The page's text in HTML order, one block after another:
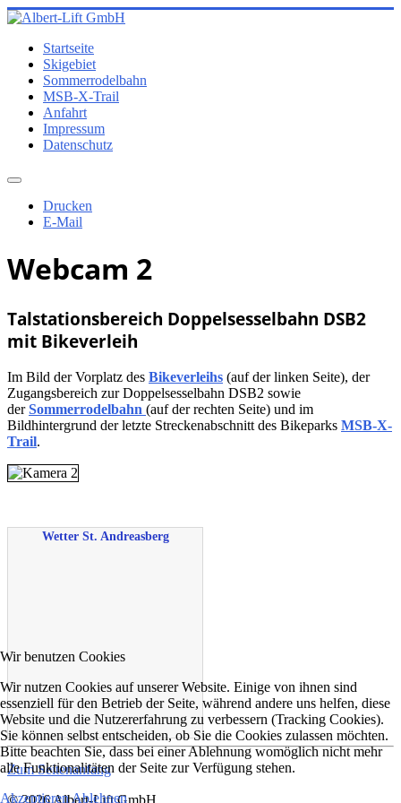
Startseite
Skigebiet
Sommerrodelbahn
MSB-X-Trail
Anfahrt
Impressum
Datenschutz
Drucken
E-Mail
Webcam 2
Talstationsbereich Doppelsesselbahn DSB2
mit Bikeverleih
Im Bild der Vorplatz des Bikeverleihs (auf der linken Seite), der
Zugangsbereich zur Doppelsesselbahn DSB2 sowie
derSommerrodelbahn (auf der rechten Seite) und im
Bildhintergrund der letzte Streckenabschnitt des Bikeparks MSB-X-
Trail.
Wetter St. Andreasberg
Zum Seitenanfang
© 2026 Albert-Lift GmbH
Wir benutzen Cookies
Wir nutzen Cookies auf unserer Website. Einige von ihnen sind
essenziell für den Betrieb der Seite, während andere uns helfen, diese
Website und die Nutzererfahrung zu verbessern (Tracking Cookies).
Sie können selbst entscheiden, ob Sie die Cookies zulassen möchten.
Bitte beachten Sie, dass bei einer Ablehnung womöglich nicht mehr
alle Funktionalitäten der Seite zur Verfügung stehen.
AkzeptierenAblehnen